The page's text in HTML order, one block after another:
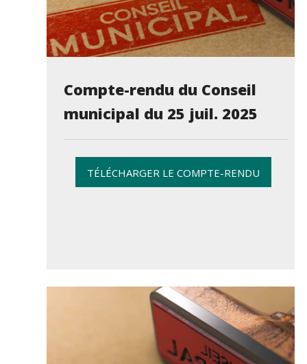
Compte-rendu du Conseil
municipal du 25 juil. 2025
TÉLÉCHARGER LE COMPTE-RENDU